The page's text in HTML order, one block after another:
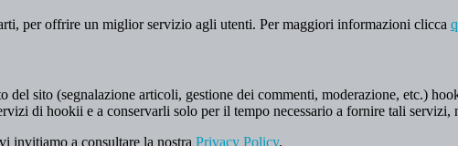
per offrire un miglior servizio agli utenti. Per maggiori informazioni clicca
sito (segnalazione articoli, gestione dei commenti, moderazione, etc.)
di hookii e a conservarli solo per il tempo necessario a fornire tali
invitiamo a consultare la nostra Privacy Policy.